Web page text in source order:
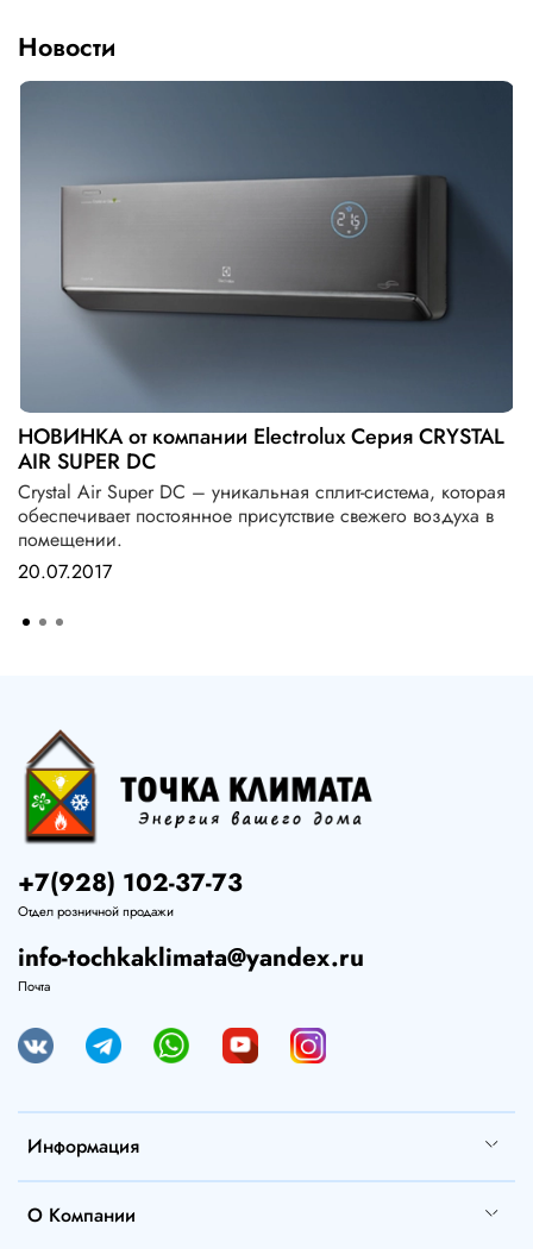
Новости
НОВИНКА от компании Electrolux Серия CRYSTAL
AIR SUPER DC
Crystal Air Super DC – уникальная сплит-система, которая
обеспечивает постоянное присутствие свежего воздуха в
помещении.
20.07.2017
Информация
О Компании
+7(928) 102-37-73
Отдел розничной продажи
info-tochkaklimata@yandex.ru
Почта